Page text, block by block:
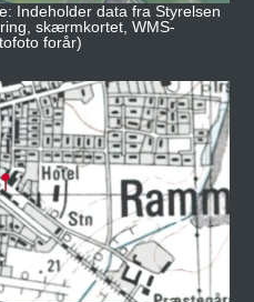
Indeholder data fra Styrelsen
skærmkortet, WMS-
forår)